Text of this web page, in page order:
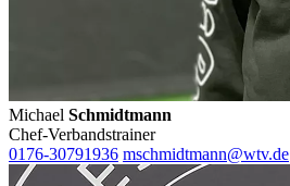
Michael Schmidtmann
Chef-Verbandstrainer
0176-30791936 mschmidtmann@wtv.de